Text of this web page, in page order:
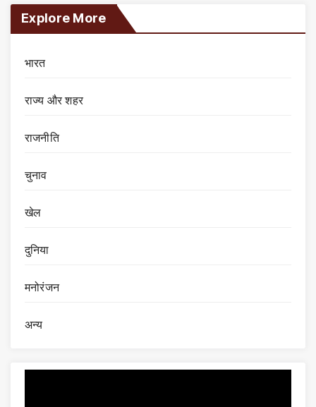
Explore More
भारत
राज्य और शहर
राजनीति
चुनाव
खेल
दुनिया
मनोरंजन
अन्य